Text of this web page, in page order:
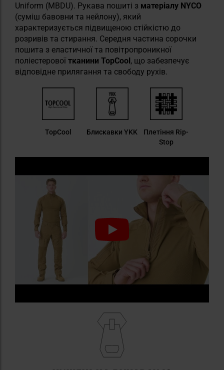
Uniform (MBDU). Рукава пошиті з матеріалу NYCO
(суміш бавовни та нейлону), який
характеризується підвищеною стійкістю до
розривів та стирання. Середня частина сорочки
пошита з еластичної та повітропроникної
поліестеровоїтканини TopCool, що забезпечує
відповідне прилягання та свободу рухів.
TopCool Блискавки YKK
Плетіння Rip-
Stop